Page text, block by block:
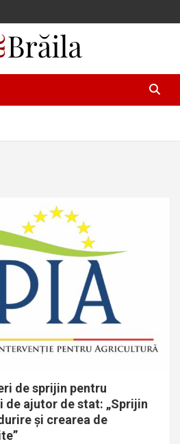
de sprijin pentru
de ajutor de stat: „Sprijin
și crearea de